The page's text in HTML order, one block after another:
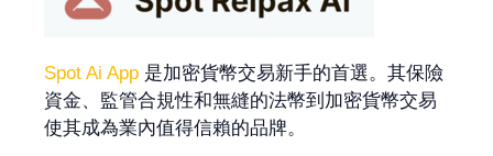
Spot Ai App 是加密貨幣交易新手的首選。其保險
資金、監管合規性和無縫的法幣到加密貨幣交易
使其成為業內值得信賴的品牌。